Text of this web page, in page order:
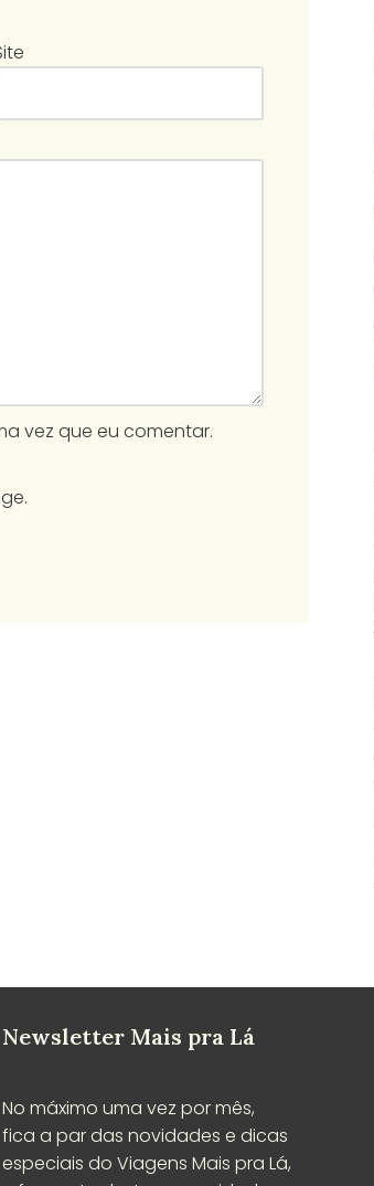
vez que eu comentar.
Newsletter Mais pra Lá
No máximo uma vez por mês,
fica a par das novidades e dicas
especiais do Viagens Mais pra Lá,